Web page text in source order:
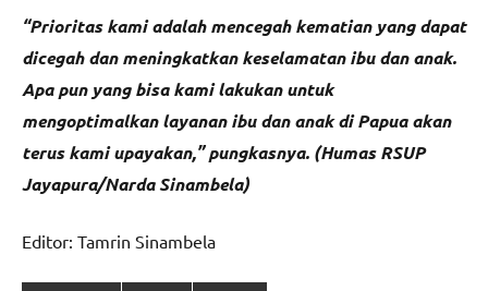
“Prioritas kami adalah mencegah kematian yang dapat
dicegah dan meningkatkan keselamatan ibu dan anak.
Apa pun yang bisa kami lakukan untuk
mengoptimalkan layanan ibu dan anak di Papua akan
terus kami upayakan,” pungkasnya. (Humas RSUP
Jayapura/Narda Sinambela)
Editor: Tamrin Sinambela